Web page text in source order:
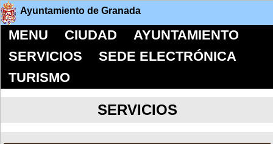
Ayuntamiento de Granada
MENU CIUDAD
AYUNTAMIENTO
SERVICIOS
SEDE ELECTRÓNICA
TURISMO
SERVICIOS